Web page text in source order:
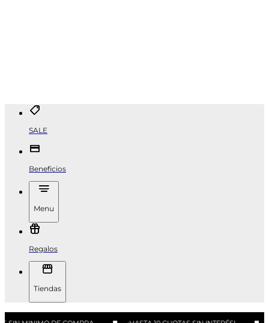
SALE
Beneficios
Menu
Regalos
Tiendas